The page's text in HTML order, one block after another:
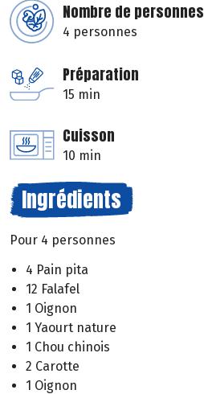
Nombre de personnes
4 personnes
Préparation
15 min
Cuisson
10 min
Ingrédients
Pour 4 personnes
4 Pain pita
12 Falafel
1 Oignon
1 Yaourt nature
1 Chou chinois
2 Carotte
1 Oignon